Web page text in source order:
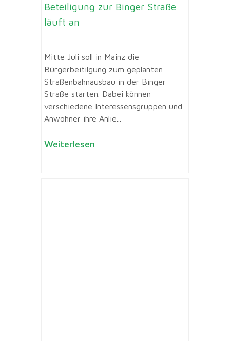
Beteiligung zur Binger Straße
läuft an
Mitte Juli soll in Mainz die
Bürgerbeitilgung zum geplanten
Straßenbahnausbau in der Binger
Straße starten. Dabei können
verschiedene Interessensgruppen und
Anwohner ihre Anlie...
Weiterlesen